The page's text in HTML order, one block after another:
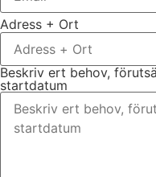
Adress + Ort
Beskriv ert behov,
startdatum